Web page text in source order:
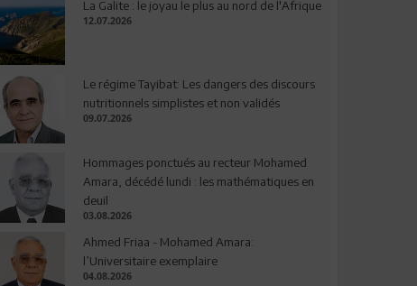
La Galite : le joyau le plus au nord de l'Afrique
12.07.2026
Le régime Tayibat: Les dangers des discours
nutritionnels simplistes et non validés
09.07.2026
Hommages ponctués au recteur Mohamed
Amara, décédé lundi : les mathématiques en
deuil
03.08.2026
Ahmed Friaa - Mohamed Amara:
l’Universitaire exemplaire
04.08.2026